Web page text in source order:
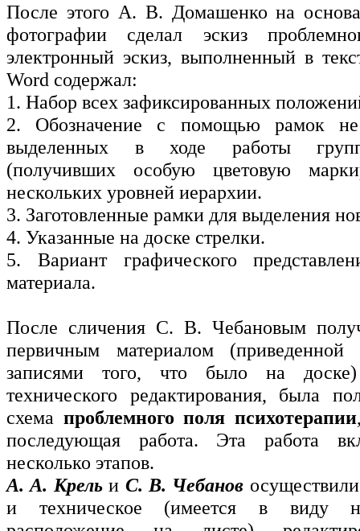
После этого А. В. Домашенко на
фотографии сделал эскиз
электронный эскиз, выполненный в
Word содержал:
1. Набор всех зафиксированных
2. Обозначение с помощью рамок
выделенных в ходе работы
(получивших особую цветовую
нескольких уровней иерархии.
3. Заготовленные рамки для выделения
4. Указанные на доске стрелки.
5. Вариант графического
материала.
После сличения С. В. Чебановым
первичным материалом
записями того, что было на
технического редактирования, была
схема проблемного поля психотерапии
последующая работа. Эта работа
несколько этапов.
А. А. Крельи С. В. Чебанов
и техническое (имеется в виду